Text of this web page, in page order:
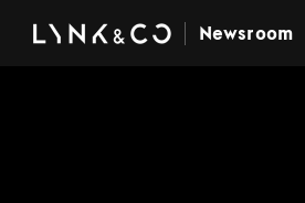
Newsroom